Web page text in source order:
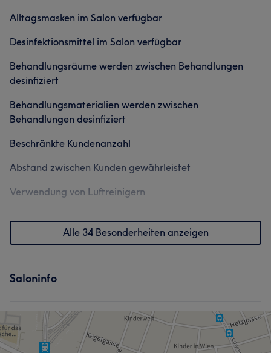
sichere Atmosphäre. Ich freue mich auf dich! Wichtige
möglich, da die Kartenzahlung aufgrund technischer
Probleme nicht funktioniert. Bitte bringen Sie bis auf
Weiteres Bargeld mit. Vielen Dank für Ihr Verständnis! 💐
Services
Nägel Gesicht
Alltagsmasken im Salon verfügbar
Desinfektionsmittel im Salon verfügbar
Behandlungsräume werden zwischen Behandlungen
desinfiziert
Behandlungsmaterialien werden zwischen
Behandlungen desinfiziert
Beschränkte Kundenanzahl
Abstand zwischen Kunden gewährleistet
Verwendung von Luftreinigern
Alle 34 Besonderheiten anzeigen
Saloninfo